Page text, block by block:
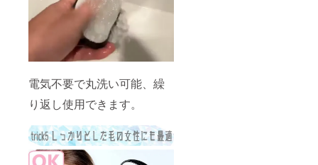
電気不要で丸洗い可能、繰
り返し使用できます。